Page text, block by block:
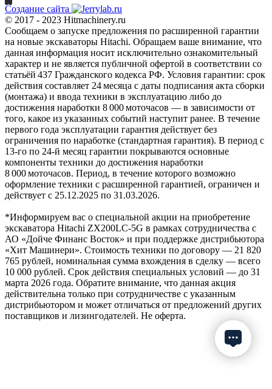
Создание сайта
© 2017 - 2023 Hitmachinery.ru
Сообщаем о запуске предложения по расширенной гарантии
на новые экскаваторы Hitachi. Обращаем ваше внимание, что
данная информация носит исключительно ознакомительный
характер и не является публичной офертой в соответствии со
статьёй 437 Гражданского кодекса РФ. Условия гарантии: срок
действия составляет 24 месяца с даты подписания акта сборки
(монтажа) и ввода техники в эксплуатацию либо до
достижения наработки 8 000 моточасов — в зависимости от
того, какое из указанных событий наступит ранее. В течение
первого года эксплуатации гарантия действует без
ограничения по наработке (стандартная гарантия). В период с
13‑го по 24‑й месяц гарантии покрываются основные
компоненты техники до достижения наработки
8 000 моточасов. Период, в течение которого возможно
оформление техники с расширенной гарантией, ограничен и
действует с 25.12.2025 по 31.03.2026.
*Информируем вас о специальной акции на приобретение
экскаватора Hitachi ZX200LC-5G в рамках сотрудничества с
АО «Дойче Финанс Восток» и при поддержке дистрибьютора
«Хит Машинери». Стоимость техники по договору — 21 820
765 рублей, номинальная сумма вхождения в сделку — всего
10 000 рублей. Срок действия специальных условий — до 31
марта 2026 года. Обратите внимание, что данная акция
действительна только при сотрудничестве с указанным
дистрибьютором и может отличаться от предложений других
поставщиков и лизингодателей. Не оферта.